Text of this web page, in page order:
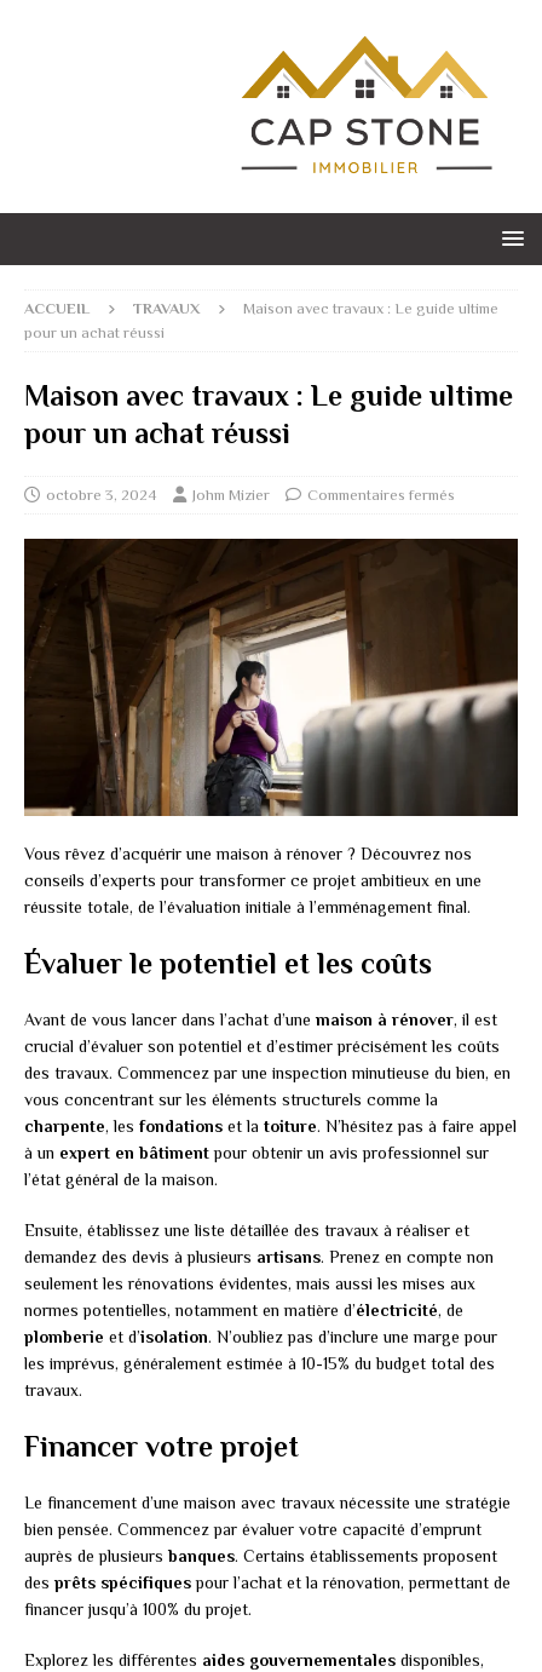
ACCUEIL TRAVAUX
Maison avec travaux : Le guide ultime
pour un achat réussi
Maison avec travaux : Le guide ultime
pour un achat réussi
octobre 3, 2024 Johm Mizier Commentaires fermés
Vous rêvez d’acquérir une maison à rénover ? Découvrez nos
conseils d’experts pour transformer ce projet ambitieux en une
réussite totale, de l’évaluation initiale à l’emménagement final.
Évaluer le potentiel et les coûts
Avant de vous lancer dans l’achat d’une maison à rénover, il est
crucial d’évaluer son potentiel et d’estimer précisément les coûts
des travaux. Commencez par une inspection minutieuse du bien, en
vous concentrant sur les éléments structurels comme la
charpente, les fondations et la toiture. N’hésitez pas à faire appel
à un expert en bâtimentpour obtenir un avis professionnel sur
l’état général de la maison.
Ensuite, établissez une liste détaillée des travaux à réaliser et
demandez des devis à plusieurs artisans. Prenez en compte non
seulement les rénovations évidentes, mais aussi les mises aux
normes potentielles, notamment en matière d’électricité, de
plomberie et d’isolation. N’oubliez pas d’inclure une marge pour
les imprévus, généralement estimée à 10-15% du budget total des
travaux.
Financer votre projet
Le financement d’une maison avec travaux nécessite une stratégie
bien pensée. Commencez par évaluer votre capacité d’emprunt
auprès de plusieursbanques. Certains établissements proposent
des prêts spécifiquespour l’achat et la rénovation, permettant de
financer jusqu’à 100% du projet.
Explorez les différentes aides gouvernementales disponibles,